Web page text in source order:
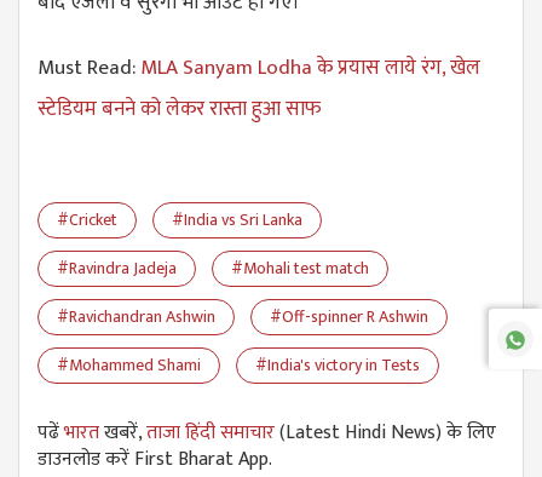
Must Read:MLA Sanyam Lodha के प्रयास लाये रंग, खेल
स्टेडियम बनने को लेकर रास्ता हुआ साफ
#Cricket
#India vs Sri Lanka
#Ravindra Jadeja
#Mohali test match
#Ravichandran Ashwin
#Off-spinner R Ashwin
#Mohammed Shami
#India's victory in Tests
पढेंभारतखबरें,ताजा हिंदी समाचार(Latest Hindi News) के लिए
डाउनलोड करें First Bharat App.